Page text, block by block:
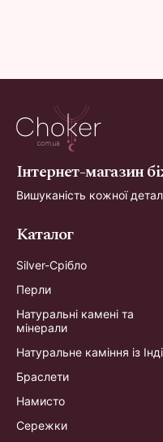
Інтернет-магазин
Вишуканість кожної
Каталог
Silver-Срібло
Перли
Натуральні камені та
мінерали
Натуральне каміння із
Браслети
Намисто
Сережки